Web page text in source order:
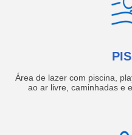
Área de lazer com piscina,
ao ar livre, caminhadas e